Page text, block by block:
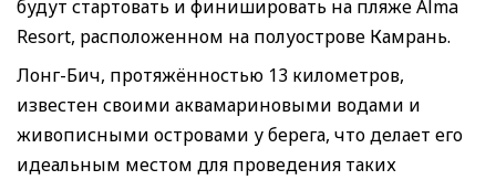
будут стартовать и финишировать на пляже Alma
Resort, расположенном на полуострове Камрань.
Лонг-Бич, протяжённостью 13 километров,
известен своими аквамариновыми водами и
живописными островами у берега, что делает его
идеальным местом для проведения таких